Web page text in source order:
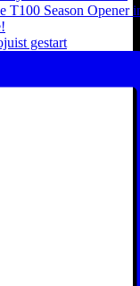
gestart